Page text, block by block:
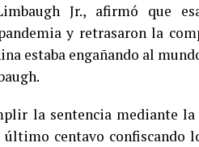
Jr., afirmó que
y retrasaron la
estaba engañando al
la sentencia mediante
centavo confiscando